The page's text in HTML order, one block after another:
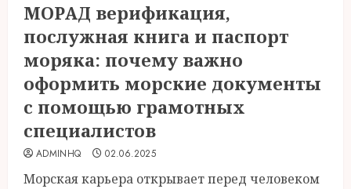
МОРАД верификация,
послужная книга и паспорт
моряка: почему важно
оформить морские документы
с помощью грамотных
специалистов
ADMINHQ 02.06.2025
Морская карьера открывает перед человеком